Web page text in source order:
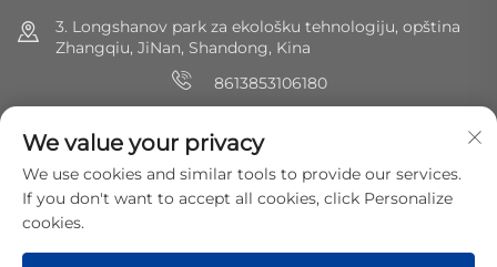
3. Longshanov park za ekološku tehnologiju, opština
Zhangqiu, JiNan, Shandong, Kina
8613853106180
[email protected]
Technology Co., Ltd. Sva prava zadržana.
We value your privacy
We use cookies and similar tools to provide our services.
If you don't want to accept all cookies, click Personalize
cookies.